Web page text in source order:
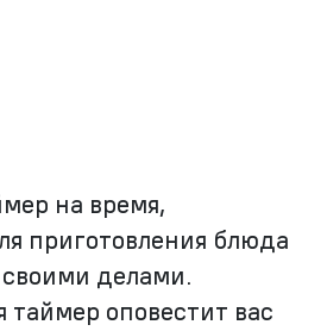
на время,
приготовления блюда
делами.
оповестит вас